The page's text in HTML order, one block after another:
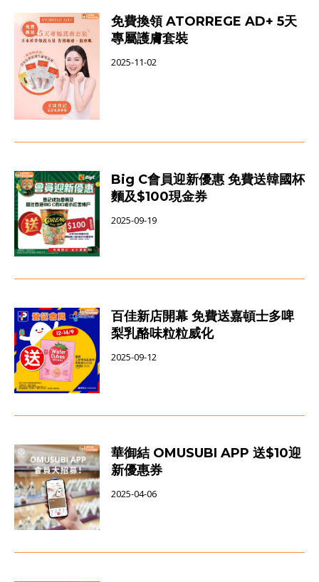
免費換領 ATORREGE AD+ 5天
專屬護膚套裝
2025-11-02
Big C會員迎新優惠 免費送韓國杯
麵及$100現金券
2025-09-19
百佳新店開幕 免費送嘉頓士多啤
梨乳酪味粒粒威化
2025-09-12
華御結 OMUSUBI APP 送$10迎
新優惠券
2025-04-06